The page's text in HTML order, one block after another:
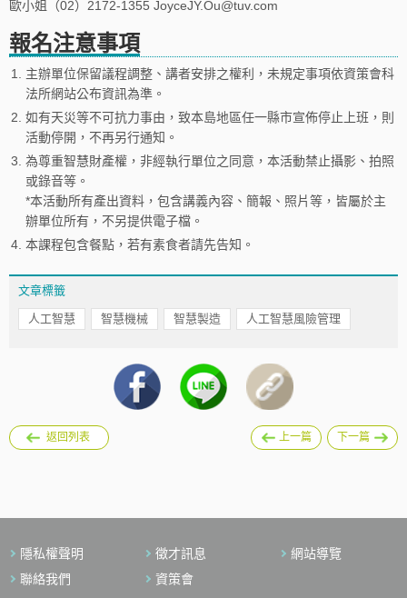
歐小姐（02）2172-1355 JoyceJY.Ou@tuv.com
報名注意事項
1.
主辦單位保留議程調整、講者安排之權利，未規定事項依資策會科
法所網站公布資訊為準。
2. 如有天災等不可抗力事由，致本島地區任一縣市宣佈停止上班，則
活動停開，不再另行通知。
3. 為尊重智慧財產權，非經執行單位之同意，本活動禁止攝影、拍照
或錄音等。
*本活動所有產出資料，包含講義內容、簡報、照片等，皆屬於主
辦單位所有，不另提供電子檔。
4. 本課程包含餐點，若有素食者請先告知。
文章標籤
人工智慧 智慧機械 智慧製造 人工智慧風險管理
返回列表 上一篇 下一篇
隱私權聲明 徵才訊息
網站導覽
聯絡我們
資策會